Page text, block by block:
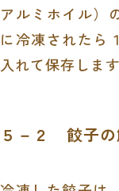
アルミホイル）
に冷凍されたら
入れて保存します
５－２ 餃子の